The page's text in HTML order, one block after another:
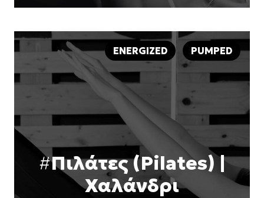
ENERGIZED PUMPED
#Πιλάτες (Pilates) |
Χαλάνδρι